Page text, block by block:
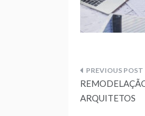
de
ARQUITETOS